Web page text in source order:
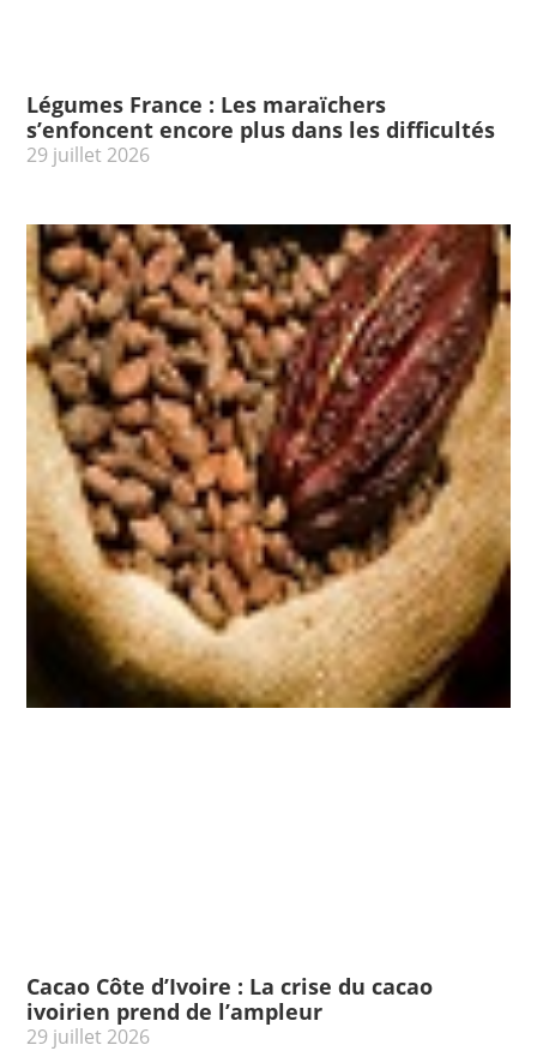
Légumes France : Les maraïchers
s’enfoncent encore plus dans les difficultés
29 juillet 2026
Cacao Côte d’Ivoire : La crise du cacao
ivoirien prend de l’ampleur
29 juillet 2026